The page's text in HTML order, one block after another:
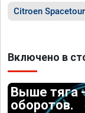
Citroen
Включено в
Выше тяга
оборотов.